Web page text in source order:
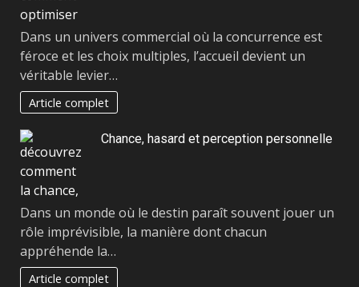
Dans un univers commercial où la concurrence est
féroce et les choix multiples, l’accueil devient un
véritable levier…
Article complet
Chance, hasard et perception personnelle
Dans un monde où le destin paraît souvent jouer un
rôle imprévisible, la manière dont chacun
appréhende la…
Article complet